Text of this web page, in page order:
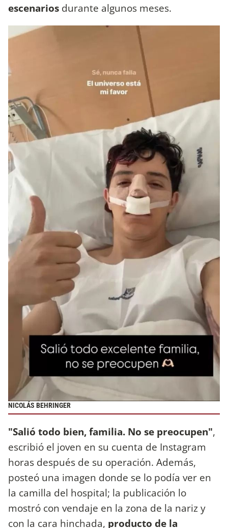
escenarios durante algunos meses.
NICOLÁS BEHRINGER
"Salió todo bien, familia. No se preocupen",
escribió el joven en su cuenta de Instagram
horas después de su operación. Además,
posteó una imagen donde se lo podía ver en
la camilla del hospital; la publicación lo
mostró con vendaje en la zona de la nariz y
con la cara hinchada, producto de la